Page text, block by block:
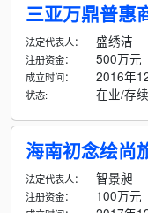
三亚万鼎普惠
法定代表人： 盛绣洁
注册资金： 500万元
成立时间： 2016年
状态: 在业/存续
海南初念绘尚
法定代表人： 智景昶
注册资金： 100万元